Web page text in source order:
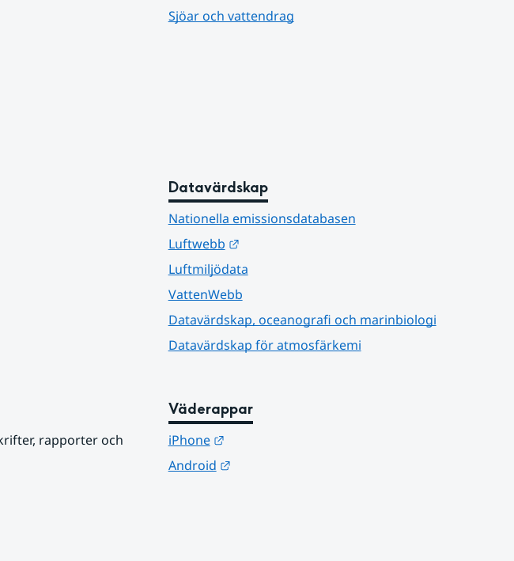
Sjöar och vattendrag
Datavärdskap
Nationella emissionsdatabasen
Luftwebb
Länk till annan webbplats.
Luftmiljödata
VattenWebb
Datavärdskap, oceanografi och marinbiologi
Datavärdskap för atmosfärkemi
rapporter och
Väderappar
iPhone
Länk till annan webbplats.
Android
Länk till annan webbplats.